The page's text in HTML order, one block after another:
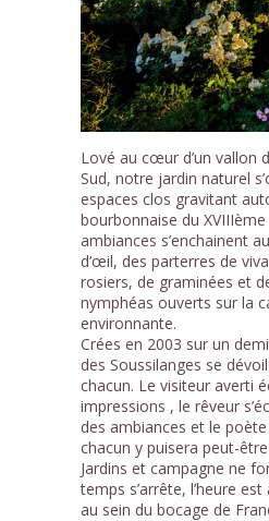
Lové au cœur d’un vallon
Sud, notre jardin naturel
espaces clos gravitant
bourbonnaise du XVIIIème
ambiances s’enchainent
d’œil, des parterres de
rosiers, de graminées et
nymphéas ouverts sur la
environnante.
Crées en 2003 sur un
des Soussilanges se
chacun. Le visiteur averti
impressions , le rêveur
des ambiances et le
chacun y puisera peut-
Jardins et campagne ne
temps s’arrête, l’heure
au sein du bocage de